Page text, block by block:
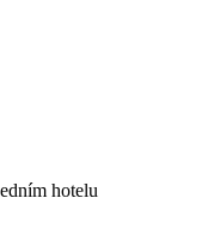
hotelu